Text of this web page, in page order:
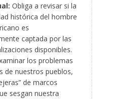
Obliga a revisar si la
histórica del hombre
es
captada por las
disponibles.
los problemas
de nuestros pueblos,
de marcos
sesgan nuestra